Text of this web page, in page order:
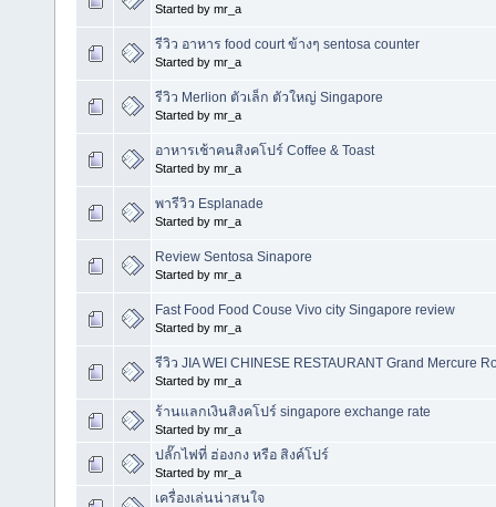
Started by mr_a
รีวิว อาหาร food court ข้างๆ sentosa counter
Started by mr_a
รีวิว Merlion ตัวเล็ก ตัวใหญ่ Singapore
Started by mr_a
อาหารเช้าคนสิงคโปร์ Coffee & Toast
Started by mr_a
พารีวิว Esplanade
Started by mr_a
Review Sentosa Sinapore
Started by mr_a
Fast Food Food Couse Vivo city Singapore review
Started by mr_a
รีวิว JIA WEI CHINESE RESTAURANT Grand Mercure
Started by mr_a
ร้านแลกเงินสิงคโปร์ singapore exchange rate
Started by mr_a
ปลั๊กไฟที่ ฮ่องกง หรือ สิงค์โปร์
Started by mr_a
เครื่องเล่นน่าสนใจ